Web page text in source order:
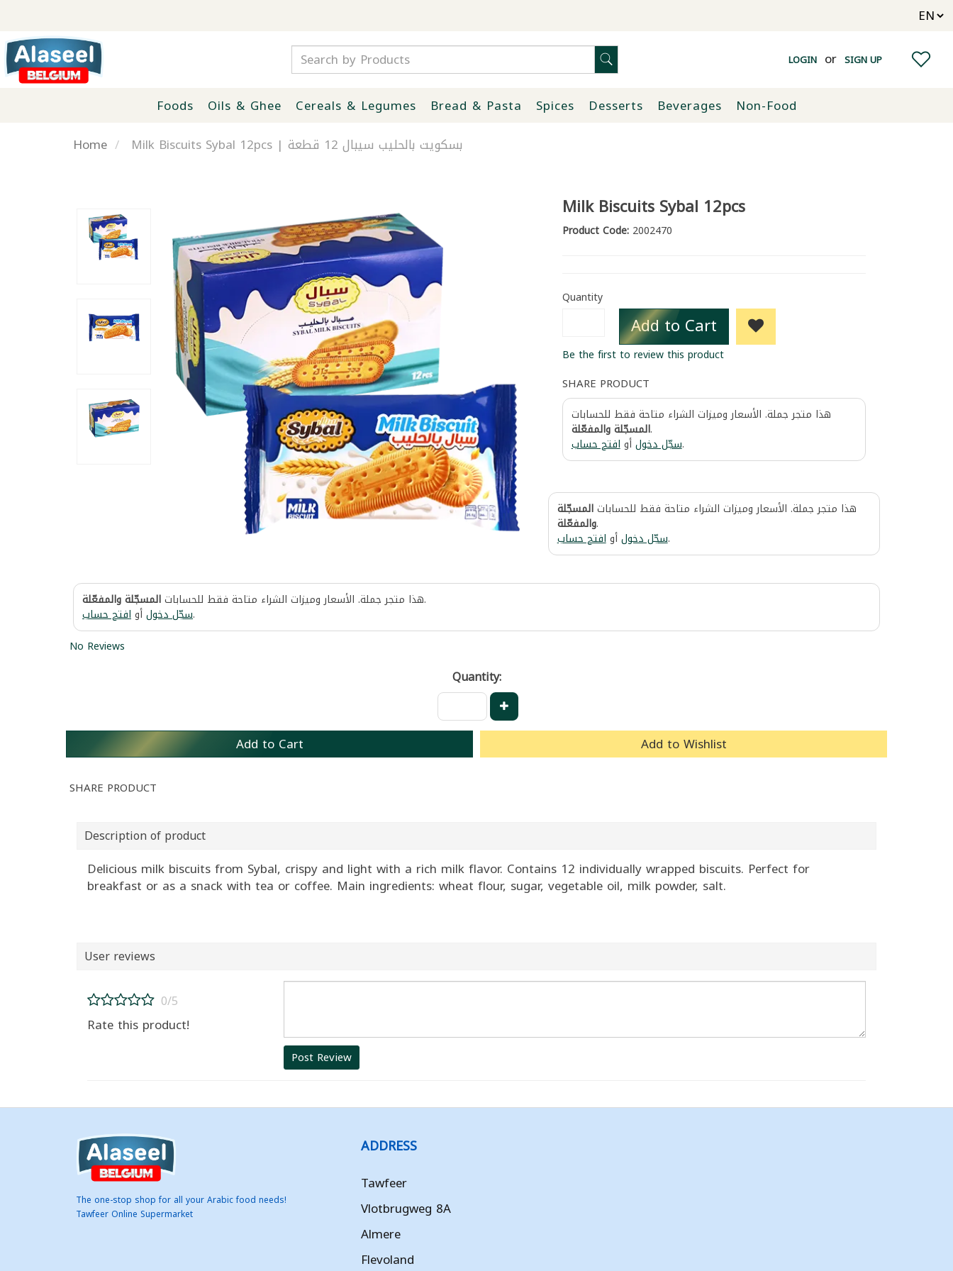
LOGIN or SIGN UP
Foods Oils & Ghee Cereals & Legumes Bread & Pasta Spices Desserts Beverages
Non-Food
Home
Milk Biscuits Sybal 12pcs | بسكويت بالحليب سيبال 12 قطعة
Milk Biscuits Sybal 12pcs
Product Code:2002470
Quantity
Add to Cart
Be the first to review this product
SHARE PRODUCT
هذا متجر جملة. الأسعار وميزات الشراء متاحة فقط للحسابات
المسجّلة والمفعّلة.
سجّل دخولأوافتح حساب .
هذا متجر جملة. الأسعار وميزات الشراء متاحة فقط للحساباتالمسجّلة
والمفعّلة.
سجّل دخولأوافتح حساب .
هذا متجر جملة. الأسعار وميزات الشراء متاحة فقط للحساباتالمسجّلة والمفعّلة .
سجّل دخولأوافتح حساب
.
No Reviews
Quantity:
Add to Cart Add to Wishlist
SHARE PRODUCT
Description of product
Delicious milk biscuits from Sybal, crispy and light with a rich milk flavor. Contains 12 individually wrapped biscuits. Perfect for
breakfast or as a snack with tea or coffee. Main ingredients: wheat flour, sugar, vegetable oil, milk powder, salt.
User reviews
0/5
Rate this product!
Post Review
The one-stop shop for all your Arabic food needs!
Tawfeer Online Supermarket
ADDRESS
Tawfeer
Vlotbrugweg 8A
Almere
Flevoland